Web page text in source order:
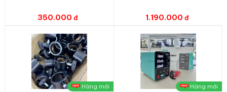
350.000 1.190.000
Hàng mới Hàng mới